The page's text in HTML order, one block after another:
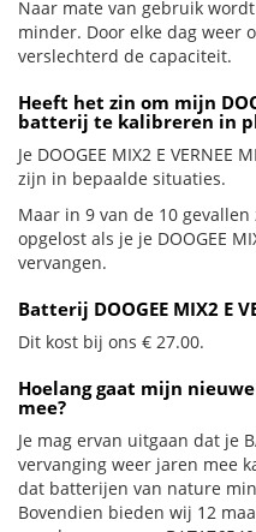
Naar mate van gebruik
minder. Door elke dag weer
verslechterd de capaciteit.
Heeft het zin om mijn
batterij te kalibreren in
Je DOOGEE MIX2 E
zijn in bepaalde situaties.
Maar in 9 van de 10
opgelost als je je DOOGEE
vervangen.
Batterij DOOGEE MIX2 E
Dit kost bij ons € 27.00.
Hoelang gaat mijn
mee?
Je mag ervan uitgaan dat je
vervanging weer jaren mee
dat batterijen van nature
Bovendien bieden wij 12